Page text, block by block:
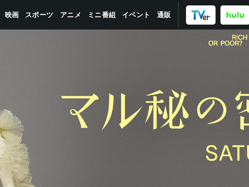
映画 スポーツ アニメ ミニ番組 イベント 通販